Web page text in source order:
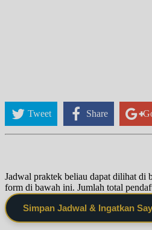
Tweet Share
Jadwal praktek beliau dapat dilihat di
form di bawah ini. Jumlah total
Simpan Jadwal & Ingatkan